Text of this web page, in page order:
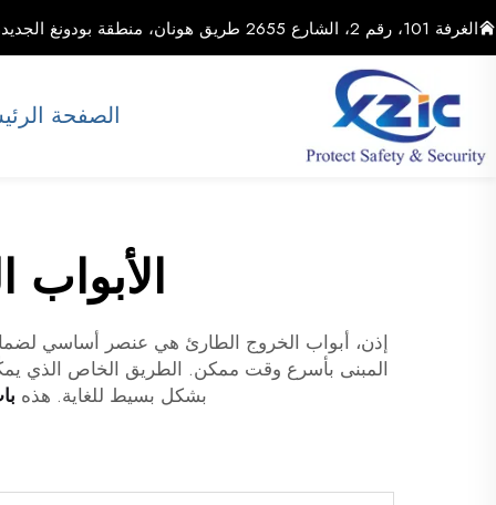
الغرفة 101، رقم 2، الشارع 2655 طريق هونان، منطقة بودونغ الجديدة، مدينة شنغهاي، الصين
الصفحة
إذن، أبواب الخروج الطارئ هي عنصر أساسي
المبنى بأسرع وقت ممكن. الطريق الخاص الذي
بشكل بسيط للغاية. هذه